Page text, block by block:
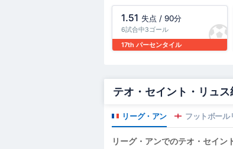
1.51 失点 / 90分
6試合中3ゴール
17th パーセンタイル
テオ・セイント・リュ
リーグ・アン フットボール
リーグ・アンでのテオ・セイン